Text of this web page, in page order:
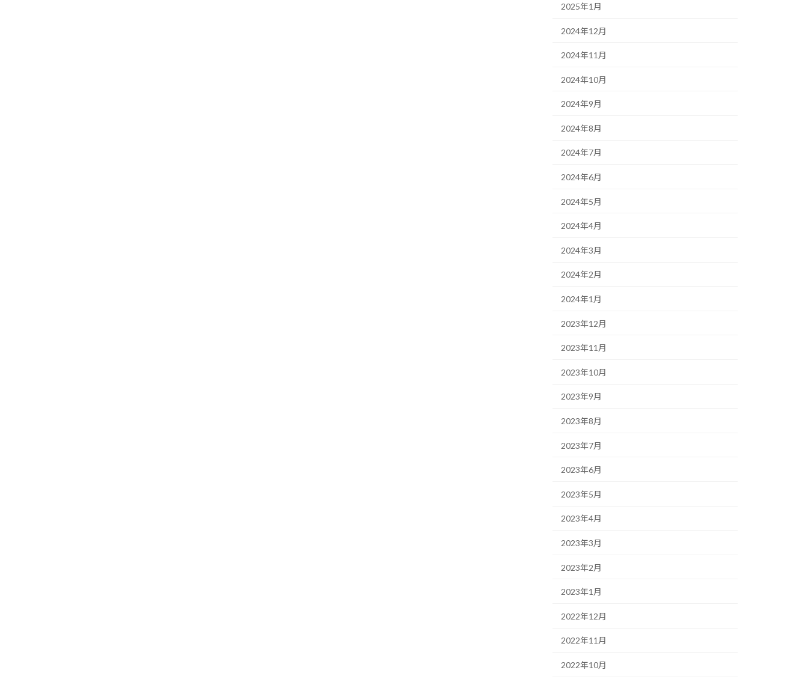
2025年1月
2024年12月
2024年11月
2024年10月
2024年9月
2024年8月
2024年7月
2024年6月
2024年5月
2024年4月
2024年3月
2024年2月
2024年1月
2023年12月
2023年11月
2023年10月
2023年9月
2023年8月
2023年7月
2023年6月
2023年5月
2023年4月
2023年3月
2023年2月
2023年1月
2022年12月
2022年11月
2022年10月